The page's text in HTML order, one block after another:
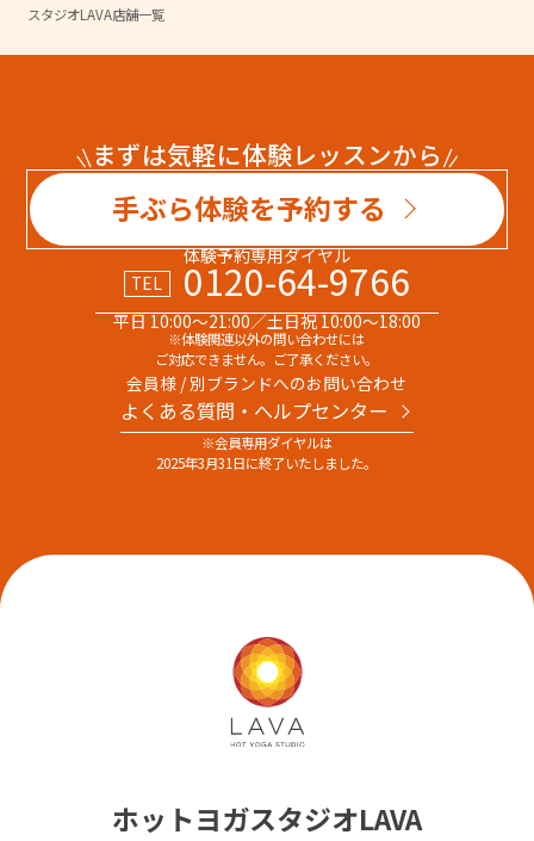
スタジオLAVA店舗一覧
まずは気軽に体験レッスンから
手ぶら体験を予約する
体験予約専用ダイヤル
TEL
0120-64-9766
平日 10:00～21:00／土日祝 10:00～18:00
※体験関連以外の問い合わせには
ご対応できません。ご了承ください。
会員様 / 別ブランドへのお問い合わせ
よくある質問・へルプセンター
※会員専用ダイヤルは
2025年3月31日に終了いたしました。
ホットヨガスタジオLAVA